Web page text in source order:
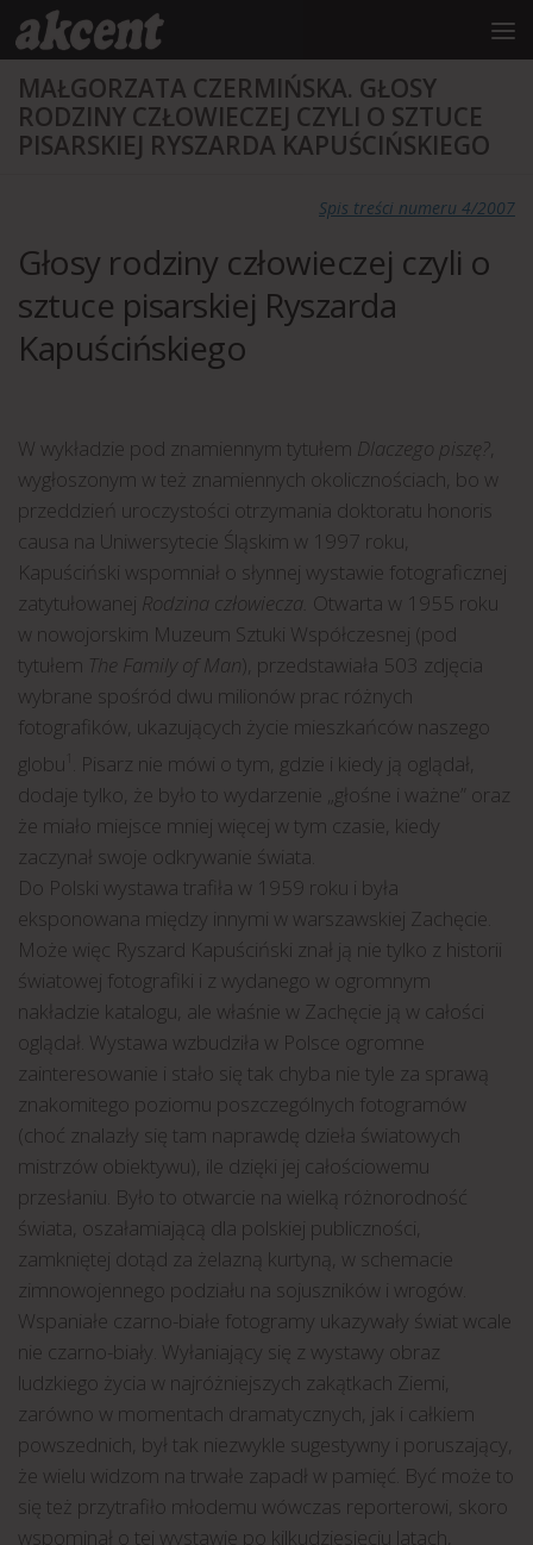
treści
Przejdź do treści
MAŁGORZATA CZERMIŃSKA. GŁOSY
RODZINY CZŁOWIECZEJ CZYLI O SZTUCE
PISARSKIEJ RYSZARDA KAPUŚCIŃSKIEGO
Spis treści numeru 4/2007
Głosy rodziny człowieczej czyli o
sztuce pisarskiej Ryszarda
Kapuścińskiego
W wykładzie pod znamiennym tytułem Dlaczego piszę?
wygłoszonym w też znamiennych okolicznościach, bo w
przeddzień uroczystości otrzymania doktoratu honoris
causa na Uniwersytecie Śląskim w 1997 roku,
Kapuściński wspomniał o słynnej wystawie fotograficznej
zatytułowanej Rodzina człowiecza. Otwarta w 1955 roku
w nowojorskim Muzeum Sztuki Współczesnej (pod
tytułem The Family of Man), przedstawiała 503 zdjęcia
wybrane spośród dwu milionów prac różnych
fotografików, ukazujących życie mieszkańców naszego
globu
. Pisarz nie mówi o tym, gdzie i kiedy ją oglądał,
dodaje tylko, że było to wydarzenie „głośne i ważne” oraz
że miało miejsce mniej więcej w tym czasie, kiedy
zaczynał swoje odkrywanie świata.
Do Polski wystawa trafiła w 1959 roku i była
eksponowana między innymi w warszawskiej Zachęcie.
Może więc Ryszard Kapuściński znał ją nie tylko z historii
światowej fotografiki i z wydanego w ogromnym
nakładzie katalogu, ale właśnie w Zachęcie ją w całości
oglądał. Wystawa wzbudziła w Polsce ogromne
zainteresowanie i stało się tak chyba nie tyle za sprawą
znakomitego poziomu poszczególnych fotogramów
(choć znalazły się tam naprawdę dzieła światowych
mistrzów obiektywu), ile dzięki jej całościowemu
przesłaniu. Było to otwarcie na wielką różnorodność
świata, oszałamiającą dla polskiej publiczności,
zamkniętej dotąd za żelazną kurtyną, w schemacie
zimnowojennego podziału na sojuszników i wrogów.
Wspaniałe czarno-białe fotogramy ukazywały świat wcale
nie czarno-biały. Wyłaniający się z wystawy obraz
ludzkiego życia w najróżniejszych zakątkach Ziemi,
zarówno w momentach dramatycznych, jak i całkiem
powszednich, był tak niezwykle sugestywny i poruszający,
że wielu widzom na trwałe zapadł w pamięć. Być może to
się też przytrafiło młodemu wówczas reporterowi, skoro
wspominał o tej wystawie po kilkudziesięciu latach,